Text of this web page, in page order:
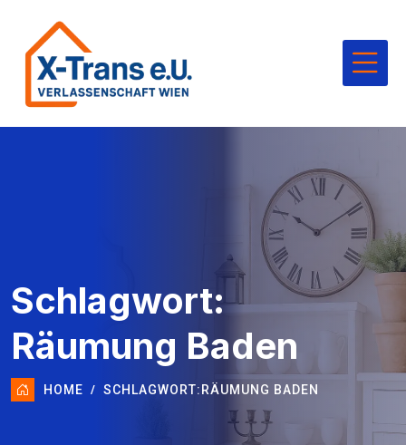
Schlagwort:
Räumung Baden
HOME SCHLAGWORT: RÄUMUNG BADEN